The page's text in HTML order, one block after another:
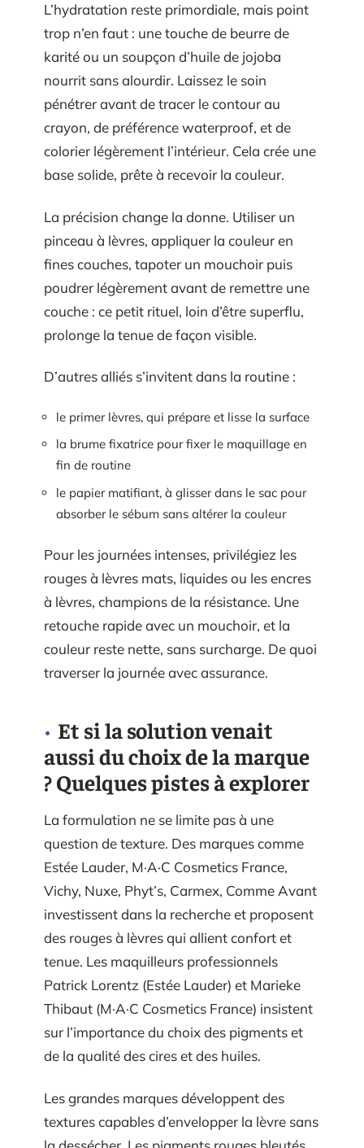
L’hydratation reste primordiale, mais point
trop n’en faut : une touche de beurre de
karité ou un soupçon d’huile de jojoba
nourrit sans alourdir. Laissez le soin
pénétrer avant de tracer le contour au
crayon, de préférence waterproof, et de
colorier légèrement l’intérieur. Cela crée une
base solide, prête à recevoir la couleur.
La précision change la donne. Utiliser un
pinceau à lèvres, appliquer la couleur en
fines couches, tapoter un mouchoir puis
poudrer légèrement avant de remettre une
couche : ce petit rituel, loin d’être superflu,
prolonge la tenue de façon visible.
D’autres alliés s’invitent dans la routine :
le primer lèvres, qui prépare et lisse la surface
la brume fixatrice pour fixer le maquillage en
fin de routine
le papier matifiant, à glisser dans le sac pour
absorber le sébum sans altérer la couleur
Pour les journées intenses, privilégiez les
rouges à lèvres mats, liquides ou les encres
à lèvres, champions de la résistance. Une
retouche rapide avec un mouchoir, et la
couleur reste nette, sans surcharge. De quoi
traverser la journée avec assurance.
Et si la solution venait
aussi du choix de la marque
? Quelques pistes à explorer
La formulation ne se limite pas à une
question de texture. Des marques comme
Estée Lauder, M·A·C Cosmetics France,
Vichy, Nuxe, Phyt’s, Carmex, Comme Avant
investissent dans la recherche et proposent
des rouges à lèvres qui allient confort et
tenue. Les maquilleurs professionnels
Patrick Lorentz (Estée Lauder) et Marieke
Thibaut (M·A·C Cosmetics France) insistent
sur l’importance du choix des pigments et
de la qualité des cires et des huiles.
Les grandes marques développent des
textures capables d’envelopper la lèvre sans